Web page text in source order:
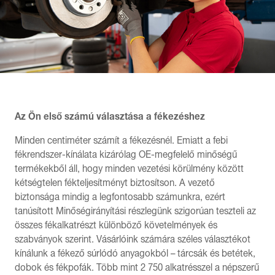
Az Ön első számú választása a fékezéshez
Minden centiméter számít a fékezésnél. Emiatt a febi
fékrendszer-kínálata kizárólag OE-megfelelő minőségű
termékekből áll, hogy minden vezetési körülmény között
kétségtelen fékteljesítményt biztosítson. A vezető
biztonsága mindig a legfontosabb számunkra, ezért
tanúsított Minőségirányítási részlegünk szigorúan teszteli az
összes fékalkatrészt különböző követelmények és
szabványok szerint. Vásárlóink számára széles választékot
kínálunk a fékező súrlódó anyagokból – tárcsák és betétek,
dobok és fékpofák. Több mint 2 750 alkatrésszel a népszerű